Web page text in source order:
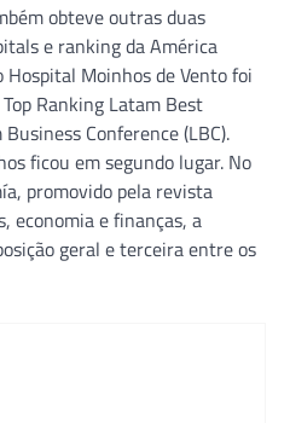
obteve outras duas
e ranking da América
Hospital Moinhos de Vento foi
Ranking Latam Best
Conference (LBC).
ficou em segundo lugar. No
promovido pela revista
economia e finanças, a
geral e terceira entre os